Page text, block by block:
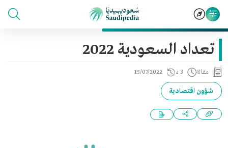
تعداد السعودية 2022
مقالة 3 د 15/07/2022
شؤون اقتصادية